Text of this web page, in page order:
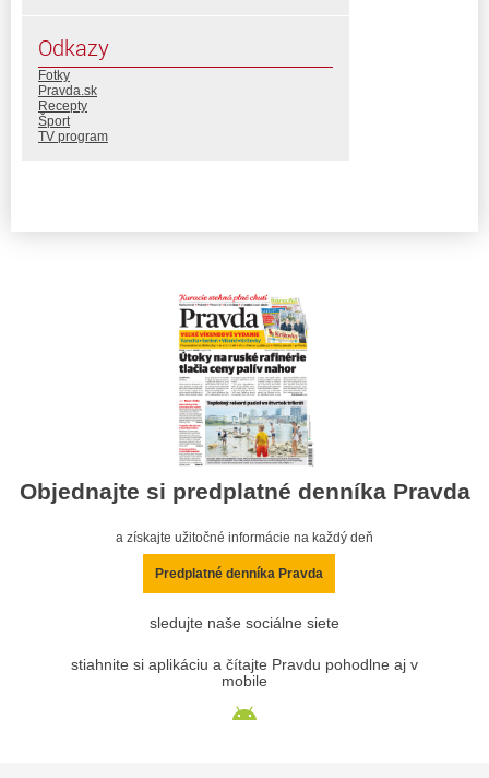
Odkazy
Fotky
Pravda.sk
Recepty
Šport
TV program
Objednajte si predplatné denníka Pravda
a získajte užitočné informácie na každý deň
Predplatné denníka Pravda
sledujte naše sociálne siete
stiahnite si aplikáciu a čítajte Pravdu pohodlne aj v
mobile